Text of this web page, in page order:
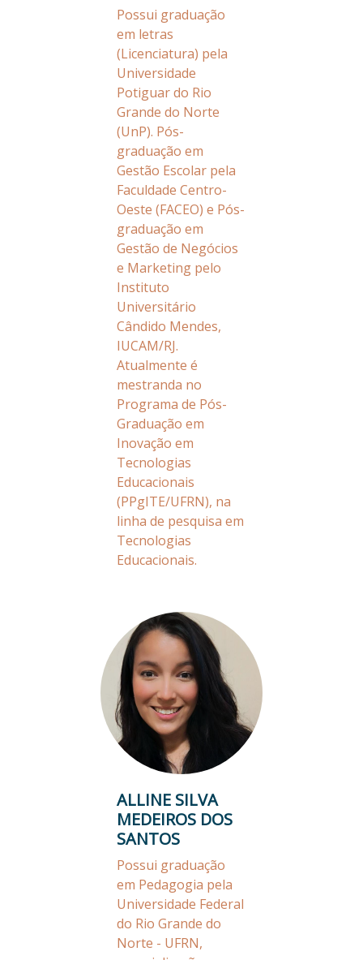
Possui graduação
em letras
(Licenciatura) pela
Universidade
Potiguar do Rio
Grande do Norte
(UnP). Pós-
graduação em
Gestão Escolar pela
Faculdade Centro-
Oeste (FACEO) e Pós-
graduação em
Gestão de Negócios
e Marketing pelo
Instituto
Universitário
Cândido Mendes,
IUCAM/RJ.
Atualmente é
mestranda no
Programa de Pós-
Graduação em
Inovação em
Tecnologias
Educacionais
(PPgITE/UFRN), na
linha de pesquisa em
Tecnologias
Educacionais.
ALLINE SILVA
MEDEIROS DOS
SANTOS
Possui graduação
em Pedagogia pela
Universidade Federal
do Rio Grande do
Norte - UFRN,